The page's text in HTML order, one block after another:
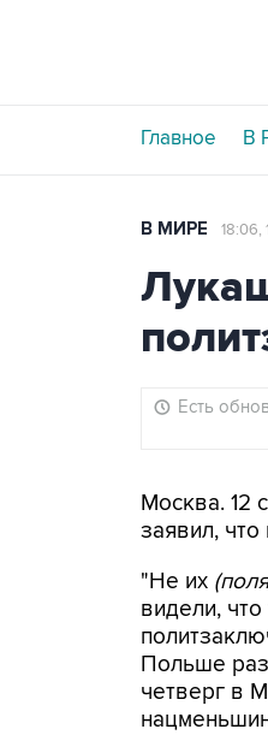
Главное В
В МИРЕ 18:06,
Есть
Москва. 12
заявил,
"Не их
видели,
Польше
четверг в